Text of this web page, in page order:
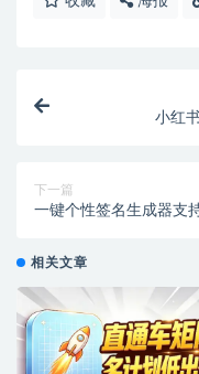
小红
下一篇
一键个性签名生成器支
相关文章